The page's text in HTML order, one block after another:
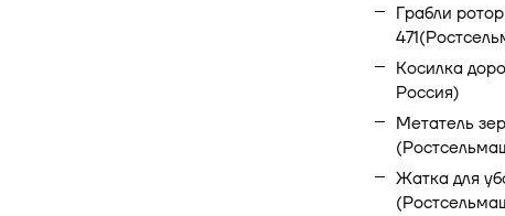
Грабли
Косилка
Россия)
Метатель
Жатка для